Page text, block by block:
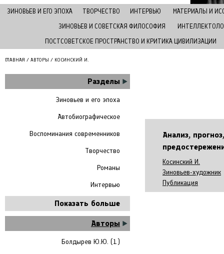
ЗИНОВЬЕВ И ЕГО ЭПОХА ТВОРЧЕСТВО ИНТЕРВЬЮ
МАТЕРИАЛЫ И
ЗИНОВЬЕВ И СОВЕТСКАЯ ФИЛОСОФИЯ
ПОСТСОВЕТСКОЕ ПРОСТРАНСТВО И КРИТИКА ЦИВИЛИЗАЦИИ
ГЛАВНАЯ / АВТОРЫ / КОСИНСКИЙ И.
Разделы
Зиновьев и его эпоха
Автобиографическое
Воспоминания современников
Творчество
Романы
Интервью
Показать больше
Авторы
Болдырев Ю.Ю. (1)
Анализ, прогноз,
Косинский И.
Зиновьев-художник
Публикация